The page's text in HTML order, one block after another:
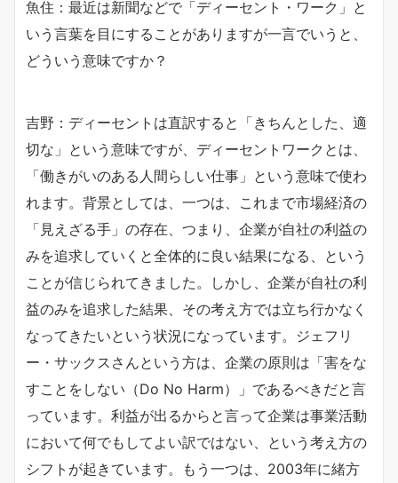
魚住：最近は新聞などで「ディーセント・ワーク」と
いう言葉を目にすることがありますが一言でいうと、
どういう意味ですか？
吉野：ディーセントは直訳すると「きちんとした、適
切な」という意味ですが、ディーセントワークとは、
「働きがいのある人間らしい仕事」という意味で使わ
れます。背景としては、一つは、これまで市場経済の
「見えざる手」の存在、つまり、企業が自社の利益の
みを追求していくと全体的に良い結果になる、という
ことが信じられてきました。しかし、企業が自社の利
益のみを追求した結果、その考え方では立ち行かなく
なってきたいという状況になっています。ジェフリ
ー・サックスさんという方は、企業の原則は「害をな
すことをしない（Do No Harm）」であるべきだと言
っています。利益が出るからと言って企業は事業活動
において何でもしてよい訳ではない、という考え方の
シフトが起きています。もう一つは、2003年に緒方